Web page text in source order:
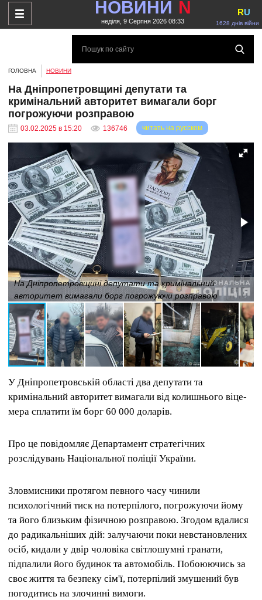
НОВИНИ N
неділя, 9 Серпня 2026 08:33 1628 днів війни
RU
ГОЛОВНА НОВИНИ
На Дніпропетровщині депутати та
кримінальний авторитет вимагали борг
погрожуючи розправою
03.02.2025 в 15:20 136746 читать на русском
На Дніпропетровщині депутати та кримінальний
авторитет вимагали борг погрожуючи розправою
У Дніпропетровській області два депутати та
кримінальний авторитет вимагали від колишнього віце-
мера сплатити їм борг 60 000 доларів.
Про це повідомляє Департамент стратегічних
розслідувань Національної поліції України.
Зловмисники протягом певного часу чинили
психологічний тиск на потерпілого, погрожуючи йому
та його близьким фізичною розправою. Згодом вдалися
до радикальніших дій: залучаючи поки невстановлених
осіб, кидали у двір чоловіка світлошумні гранати,
підпалили його будинок та автомобіль. Побоюючись за
своє життя та безпеку сім'ї, потерпілий змушений був
погодитись на злочинні вимоги.